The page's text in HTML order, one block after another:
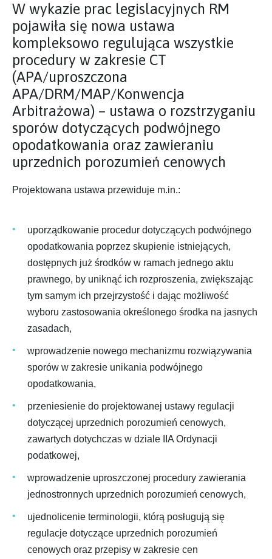
W wykazie prac legislacyjnych RM
pojawiła się nowa ustawa
kompleksowo regulująca wszystkie
procedury w zakresie CT
(APA/uproszczona
APA/DRM/MAP/Konwencja
Arbitrażowa) – ustawa o rozstrzyganiu
sporów dotyczących podwójnego
opodatkowania oraz zawieraniu
uprzednich porozumień cenowych
Projektowana ustawa przewiduje m.in.:
uporządkowanie procedur dotyczących podwójnego
opodatkowania poprzez skupienie istniejących,
dostępnych już środków w ramach jednego aktu
prawnego, by uniknąć ich rozproszenia, zwiększając
tym samym ich przejrzystość i dając możliwość
wyboru zastosowania określonego środka na jasnych
zasadach,
wprowadzenie nowego mechanizmu rozwiązywania
sporów w zakresie unikania podwójnego
opodatkowania,
przeniesienie do projektowanej ustawy regulacji
dotyczącej uprzednich porozumień cenowych,
zawartych dotychczas w dziale IIA Ordynacji
podatkowej,
wprowadzenie uproszczonej procedury zawierania
jednostronnych uprzednich porozumień cenowych,
ujednolicenie terminologii, którą posługują się
regulacje dotyczące uprzednich porozumień
cenowych oraz przepisy w zakresie cen